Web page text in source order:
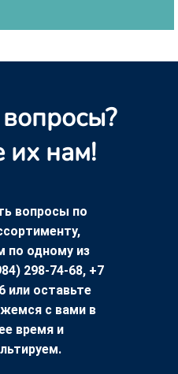
их нам!
вопросы по
по одному из
298-74-68, +7
или оставьте
с вами в
время и